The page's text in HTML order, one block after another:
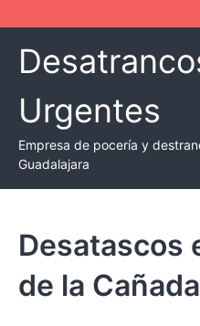
content
Urgentes
Empresa de pocería y
Guadalajara
Desatascos
de la Cañada